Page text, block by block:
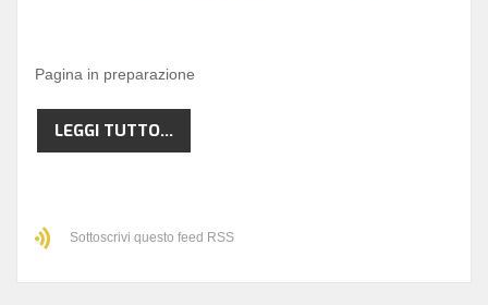
Pagina in preparazione
LEGGI TUTTO...
Sottoscrivi questo feed RSS